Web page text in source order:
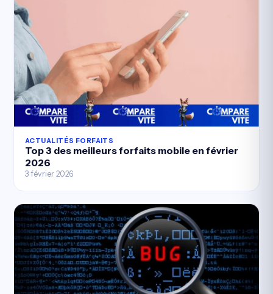
ACTUALITÉS FORFAITS
Top 3 des meilleurs forfaits mobile en février
2026
3 février 2026